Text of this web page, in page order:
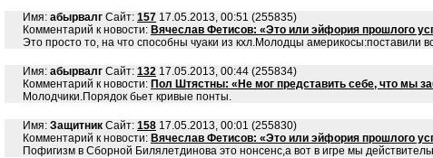
Имя: абырвалг Сайт: 157 17.05.2013, 00:51 (255835)
Комментарий к новости: Вячеслав Фетисов: «Это или эйфория прошлого
Это просто то, на что способны чуаки из кхл.Молодцы америкосы:поставили
Имя: абырвалг Сайт: 132 17.05.2013, 00:44 (255834)
Комментарий к новости: Пол Штястны: «Не мог представить себе, что мы
Молодчики.Порядок бьет кривые понты.
Имя: Защитник Сайт: 158 17.05.2013, 00:01 (255830)
Комментарий к новости: Вячеслав Фетисов: «Это или эйфория прошлого
Пофигизм в Сборной Билялетдинова это нонсенс,а вот в игре мы